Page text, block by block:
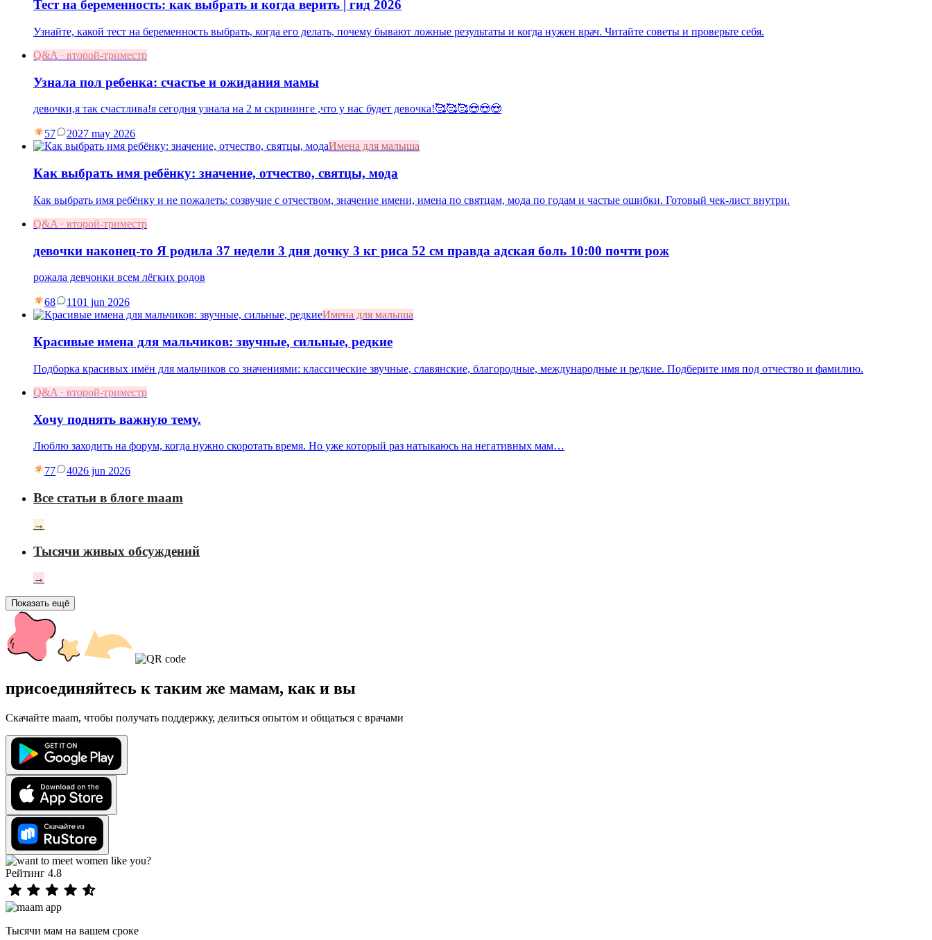
Тест на беременность: как выбрать и когда верить | гид 2026
Узнайте, какой тест на беременность выбрать, когда его делать, почему бывают ложные результаты и когда нужен врач. Читайте советы и проверьте себя.
Q&A · второй-триместр
Узнала пол ребенка: счастье и ожидания мамы
девочки,я так счастлива!я сегодня узнала на 2 м скрининге ,что у нас будет девочка!🥰🥰🥰😍😍😍
57 2027 may 2026
Имена для малыша
Как выбрать имя ребёнку: значение, отчество, святцы, мода
Как выбрать имя ребёнку и не пожалеть: созвучие с отчеством, значение имени, имена по святцам, мода по годам и частые ошибки. Готовый чек-лист внутри.
Q&A · второй-триместр
девочки наконец-то Я родила 37 недели 3 дня дочку 3 кг риса 52 см правда адская боль 10:00 почти рож
рожала девчонки всем лёгких родов
68 1101 jun 2026
Имена для малыша
Красивые имена для мальчиков: звучные, сильные, редкие
Подборка красивых имён для мальчиков со значениями: классические звучные, славянские, благородные, международные и редкие. Подберите имя под отчество и фамилию.
Q&A · второй-триместр
Хочу поднять важную тему.
Люблю заходить на форум, когда нужно скоротать время. Но уже который раз натыкаюсь на негативных мам…
77 4026 jun 2026
Все статьи в блоге maam
→
Тысячи живых обсуждений
→
Показать ещё
присоединяйтесь к таким же мамам, как и вы
Скачайте maam, чтобы получать поддержку, делиться опытом и общаться с врачами
Рейтинг 4.8
Тысячи мам на вашем сроке